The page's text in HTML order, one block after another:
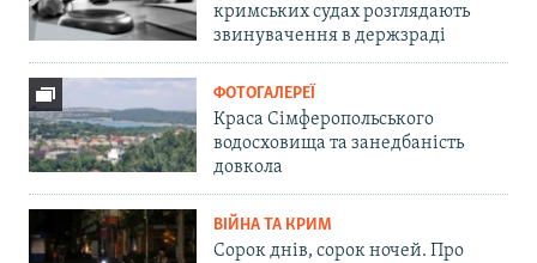
кримських судах розглядають
звинувачення в держзраді
ФОТОГАЛЕРЕЇ
Краса Сімферопольського
водосховища та занедбаність
довкола
ВІЙНА ТА КРИМ
Сорок днів, сорок ночей. Про